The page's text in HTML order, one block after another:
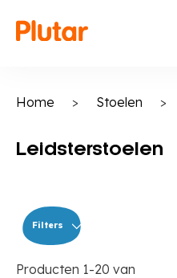
Home > Stoelen >
Leidsterstoelen
Filters
Producten 1-20 van